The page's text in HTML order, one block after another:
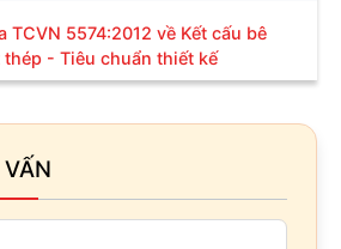
TCVN 5574:2012 về Kết cấu bê
- Tiêu chuẩn thiết kế